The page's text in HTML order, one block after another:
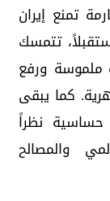
تمنع إيران
تتمسك
ملموسة ورفع
كما يبقى
نظراً
والمصالح